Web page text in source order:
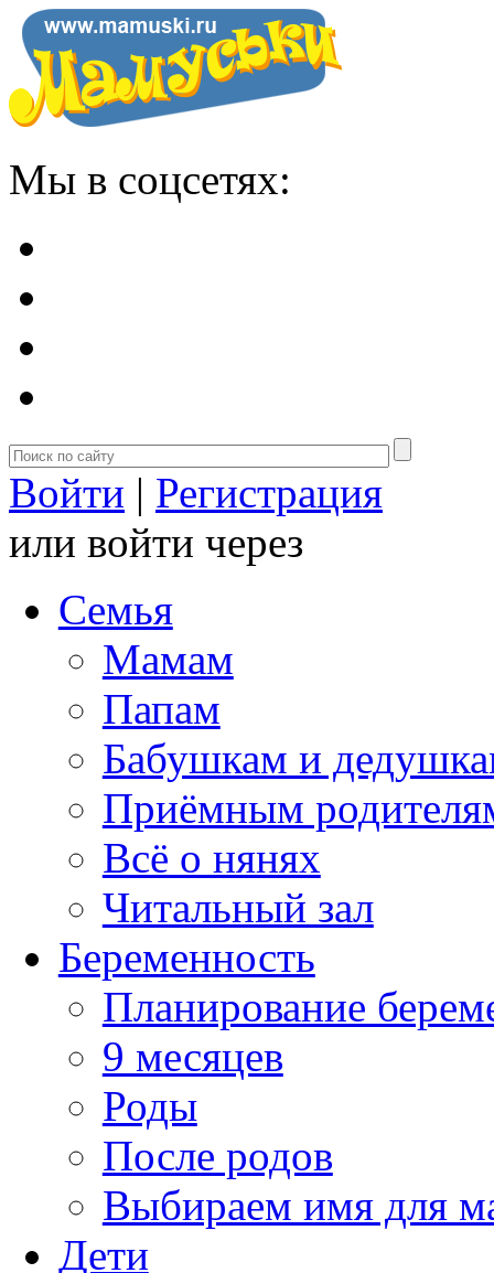
Мы в соцсетях:
Войти | Регистрация
или войти через
Семья
Мамам
Папам
Бабушкам и
Приёмным
Всё о нянях
Читальный зал
Беременность
Планирование
9 месяцев
Роды
После родов
Выбираем имя для
Дети